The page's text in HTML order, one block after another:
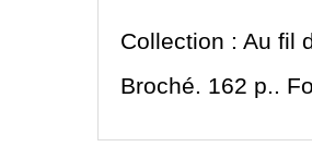
Collection : Au fil
Broché. 162 p..